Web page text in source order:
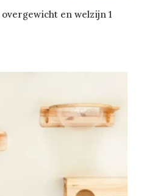
en welzijn 1